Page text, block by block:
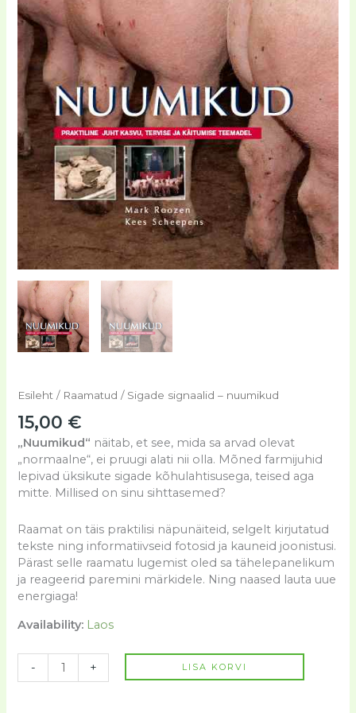
Esileht / Raamatud / Sigade signaalid – nuumikud
15,00 €
„Nuumikud“ näitab, et see, mida sa arvad olevat
„normaalne“, ei pruugi alati nii olla. Mõned farmijuhid
lepivad üksikute sigade kõhulahtisusega, teised aga
mitte. Millised on sinu sihttasemed?
Raamat on täis praktilisi näpunäiteid, selgelt kirjutatud
tekste ning informatiivseid fotosid ja kauneid joonistusi.
Pärast selle raamatu lugemist oled sa tähelepanelikum
ja reageerid paremini märkidele. Ning naased lauta uue
energiaga!
Availability: Laos
- + LISA KORVI